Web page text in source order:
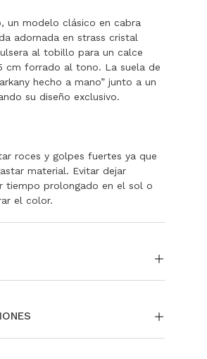
un modelo clásico en cabra
adornada en strass cristal
al tobillo para un calce
cm forrado al tono. La suela de
hecho a mano” junto a un
su diseño exclusivo.
roces y golpes fuertes ya que
material. Evitar dejar
tiempo prolongado en el sol o
el color.
nuestras tiendas sin cargo.